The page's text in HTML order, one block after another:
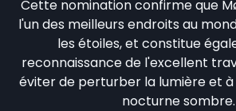
Cette nomination confirme que
l'un des meilleurs endroits au
les étoiles, et constitue
reconnaissance de l'excellent
éviter de perturber la lumière et
nocturne sombre.